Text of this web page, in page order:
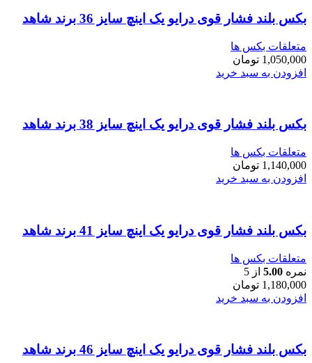
بکس بلند فشار قوی درایو یک اینچ سایز 36 برند شاهد
متعلقات بکس ها
1,050,000 تومان
افزودن به سبد خرید
بکس بلند فشار قوی درایو یک اینچ سایز 38 برند شاهد
متعلقات بکس ها
1,140,000 تومان
افزودن به سبد خرید
بکس بلند فشار قوی درایو یک اینچ سایز 41 برند شاهد
متعلقات بکس ها
نمره 5.00 از 5
1,180,000 تومان
افزودن به سبد خرید
بکس بلند فشار قوی درایو یک اینچ سایز 46 برند شاهد